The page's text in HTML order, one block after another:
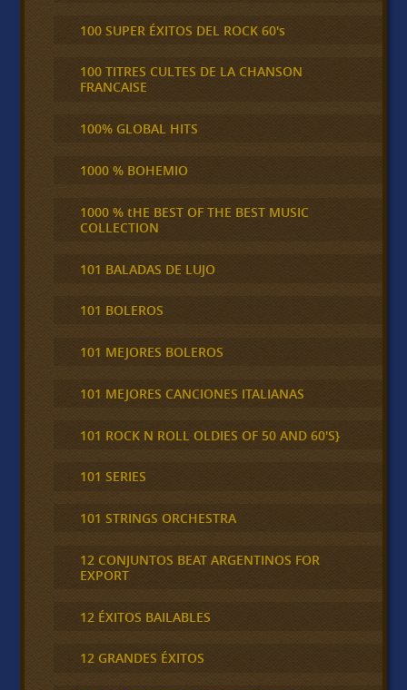
100 SUPER ÉXITOS DEL ROCK 60's
100 TITRES CULTES DE LA CHANSON
FRANCAISE
100% GLOBAL HITS
1000 % BOHEMIO
1000 % tHE BEST OF THE BEST MUSIC
COLLECTION
101 BALADAS DE LUJO
101 BOLEROS
101 MEJORES BOLEROS
101 MEJORES CANCIONES ITALIANAS
101 ROCK N ROLL OLDIES OF 50 AND 60'S}
101 SERIES
101 STRINGS ORCHESTRA
12 CONJUNTOS BEAT ARGENTINOS FOR
EXPORT
12 ÉXITOS BAILABLES
12 GRANDES ÉXITOS